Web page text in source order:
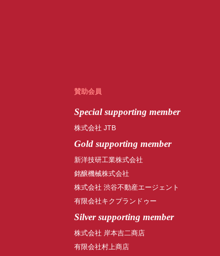
賛助会員
Specialsupporting member
株式会社 JTB
Gold supporting member
新洋技研工業株式会社
銘醸機械株式会社
株式会社 渋谷不動産エージェント
有限会社キクプランドゥー
Silver supporting member
株式会社 岸本吉二商店
有限会社村上商店